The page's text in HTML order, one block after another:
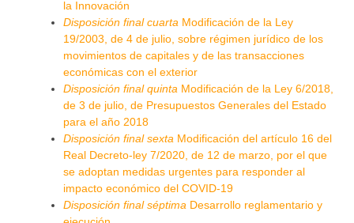
la Innovación
Disposición final cuarta Modificación de la Ley
19/2003, de 4 de julio, sobre régimen jurídico de los
movimientos de capitales y de las transacciones
económicas con el exterior
Disposición final quinta Modificación de la Ley 6/2018,
de 3 de julio, de Presupuestos Generales del Estado
para el año 2018
Disposición final sexta Modificación del artículo 16 del
Real Decreto-ley 7/2020, de 12 de marzo, por el que
se adoptan medidas urgentes para responder al
impacto económico del COVID-19
Disposición final séptima Desarrollo reglamentario y